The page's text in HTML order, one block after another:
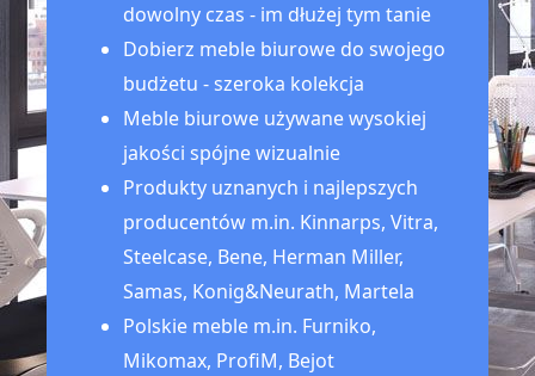
dowolny czas - im dłużej tym tanie
Dobierz meble biurowe do swojego
budżetu - szeroka kolekcja
Meble biurowe używane wysokiej
jakości spójne wizualnie
Produkty uznanych i najlepszych
producentów m.in. Kinnarps, Vitra,
Steelcase, Bene, Herman Miller,
Samas, Konig&Neurath, Martela
Polskie meble m.in. Furniko,
Mikomax, ProfiM, Bejot